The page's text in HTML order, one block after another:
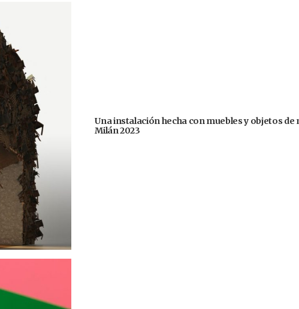
Una instalación hecha con muebles y objetos
Milán 2023